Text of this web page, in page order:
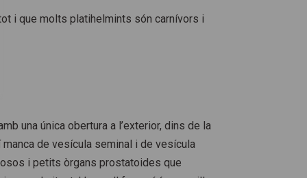
i que molts platihelmints són carnívors i
una única obertura a l’exterior, dins de la
de vesícula seminal i de vesícula
i petits òrgans prostatoides que